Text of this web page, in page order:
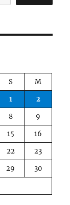
S
M
1
2
8
9
15
16
22
23
29
30